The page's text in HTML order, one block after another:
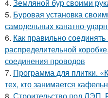
4. Земляной бур своими
5. Буровая установка
самодельных канатно-
6. Как правильно
распределительной
соединения проводов
7. Программа для плитки.
тех, кто занимается